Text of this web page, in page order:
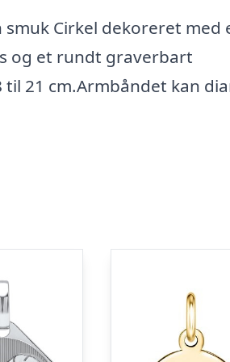
Cirkel dekoreret med
og et rundt graverbart
21 cm.Armbåndet kan